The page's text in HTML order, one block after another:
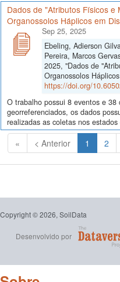
Dados de "Atributos Físicos e
Organossolos Háplicos em
Sep 25, 2025
Ebeling, Adierson
Pereira, Marcos
2025, "Dados de
Organossolos
https://doi.org/
O trabalho possui 8 eventos e 38
georreferenciados, os dados
realizadas as coletas nos
« < Anterior 1 (Atual)
2
Copyright © 2026, SoilData
Desenvolvido por